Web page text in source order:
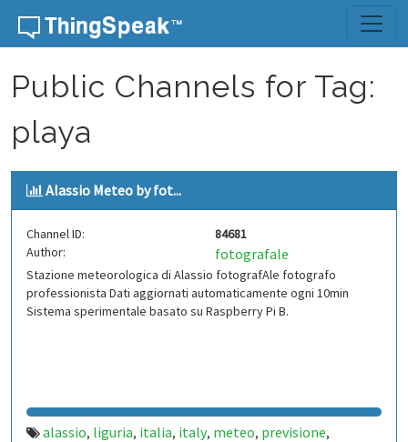
Skip to content
Public Channels for Tag:
playa
Alassio Meteo by fot...
Channel ID:
84681
Author:
fotografale
Stazione meteorologica di Alassio fotografAle fotografo
professionista Dati aggiornati automaticamente ogni 10min
Sistema sperimentale basato su Raspberry Pi B.
alassio, liguria, italia, italy, meteo, previsione,